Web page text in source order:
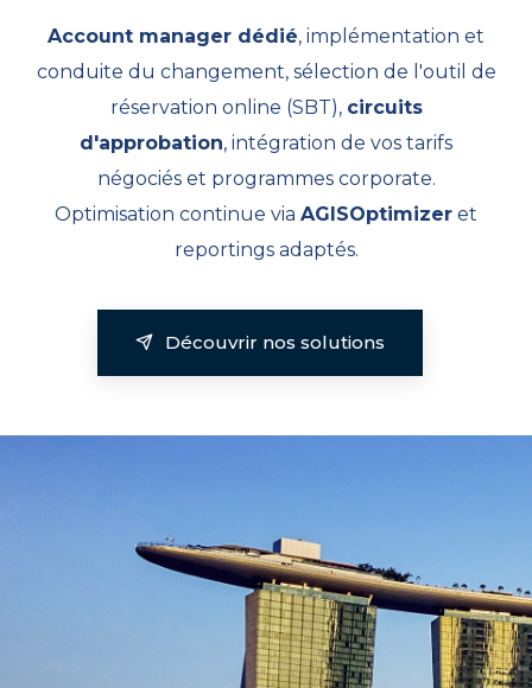
Account manager dédié, implémentation et
conduite du changement, sélection de l'outil de
réservation online (SBT), circuits
d'approbation, intégration de vos tarifs
négociés et programmes corporate.
Optimisation continue via AGISOptimizer et
reportings adaptés.
Découvrir nos solutions